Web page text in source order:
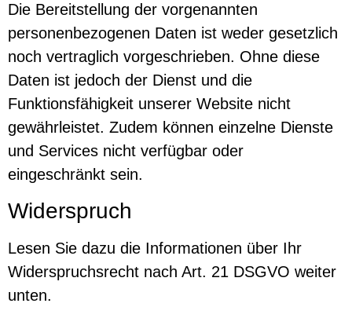
Die Bereitstellung der vorgenannten
personenbezogenen Daten ist weder gesetzlich
noch vertraglich vorgeschrieben. Ohne diese
Daten ist jedoch der Dienst und die
Funktionsfähigkeit unserer Website nicht
gewährleistet. Zudem können einzelne Dienste
und Services nicht verfügbar oder
eingeschränkt sein.
Widerspruch
Lesen Sie dazu die Informationen über Ihr
Widerspruchsrecht nach Art. 21 DSGVO weiter
unten.